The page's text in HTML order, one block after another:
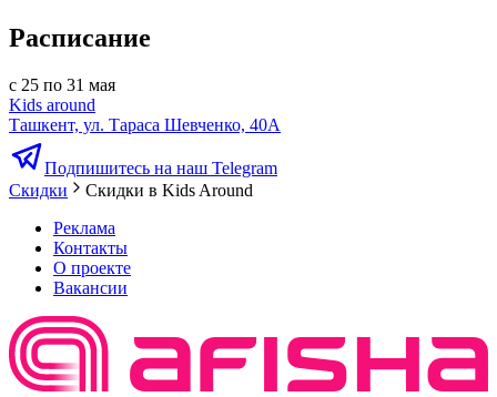
Расписание
с 25 по 31 мая
Kids around
Ташкент, ул. Тараса Шевченко, 40А
Подпишитесь на наш Telegram
Скидки
Скидки в Kids Around
Реклама
Контакты
О проекте
Вакансии